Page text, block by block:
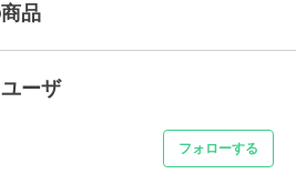
品
ーザ
フォローする